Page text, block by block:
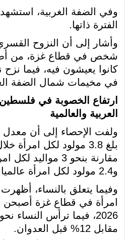
الفترة ذاتها.
وأشار إلى أن النزوح
في مخيمات شمال الضفة
ارتفاع الخصوبة في فلسطين
العربية والعالمية
ولفت الإحصاء إلى أن
مقارنة بنحو 3
و2.4 مولود لكل امرأة عالميا.
امرأة في قطاع غزة أصبحن
مقابل 12% قبل العدوان.